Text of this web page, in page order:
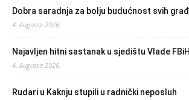
Dobra saradnja za bolju budućnost svih
4. Augusta 2026.
Najavljen hitni sastanak u sjedištu Vlade FBiH
4. Augusta 2026.
Rudari u Kaknju stupili u radnički neposluh